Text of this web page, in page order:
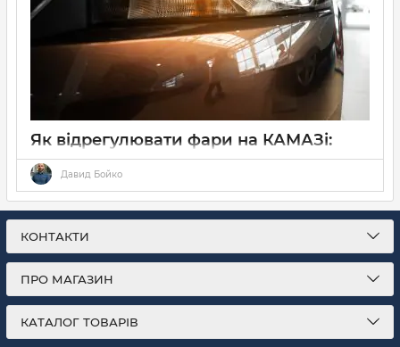
Як відрегулювати фари на КАМАЗі:
детальний гід
27 11 2025
Давид Бойко
КОНТАКТИ
ПРО МАГАЗИН
КАТАЛОГ ТОВАРІВ